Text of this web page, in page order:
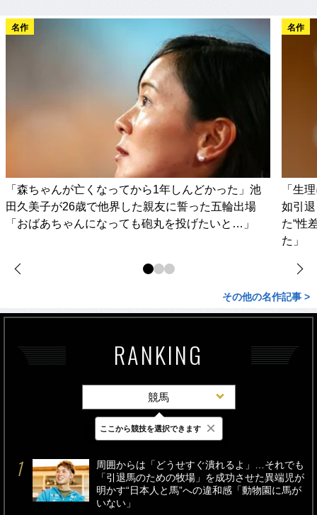
名作
「森ちゃんが亡くなってから1年しんどかった」池
田久美子が26歳で他界した親友に誓った五輪出場
「おばあちゃんになっても砲丸を投げたいと…」
名作
「生
如引
た“性
た」
その他の名作記事 >
RANKING
競馬
最新 24時間 週間
周囲からは「どうせすぐ潰れるよ」…それでも
「引退馬のための牧場」を成功させた異端児が
明かす“日本人と馬”への違和感「動物園に馬が
いない」
ここから競技を選択できます ×